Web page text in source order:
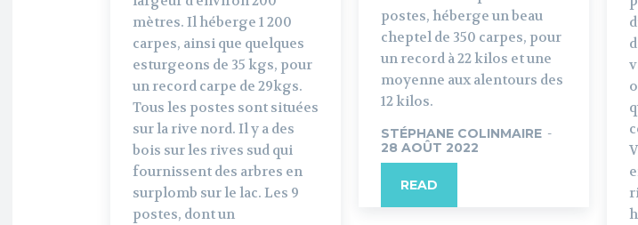
mètres. Il héberge 1 200
carpes, ainsi que quelques
esturgeons de 35 kgs, pour
un record carpe de 29kgs.
Tous les postes sont situées
sur la rive nord. Il y a des
bois sur les rives sud qui
fournissent des arbres en
surplomb sur le lac. Les 9
postes, dont un
postes, héberge un beau
cheptel de 350 carpes, pour
un record à 22 kilos et une
moyenne aux alentours des
12 kilos.
STÉPHANE COLINMAIRE -
28 AOÛT 2022
READ